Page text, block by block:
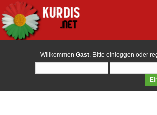
Willkommen Gast. Bitte einloggen oder